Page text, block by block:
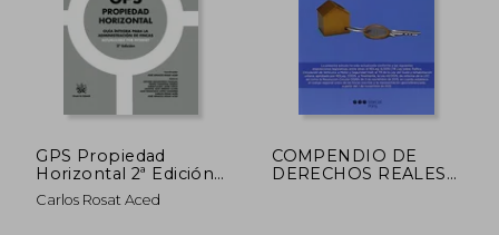
dcto.
5%
dcto.
GPS Propiedad
Horizontal 2ª Edición
2016
Carlos Rosat Aced
COMPENDIO DE
DERECHOS REALES